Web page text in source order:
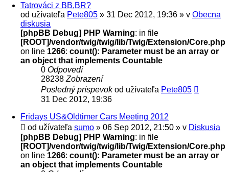
Tatrováci z BB,BR?
od užívateľa Pete805 » 31 Dec 2012, 19:36 » v Obecna
diskusia
[phpBB Debug] PHP Warning: in file
[ROOT]/vendor/twig/twig/lib/Twig/Extension/Core.php
on line 1266: count(): Parameter must be an array or
an object that implements Countable
0 Odpovedí
28238 Zobrazení
Posledný príspevokod užívateľa Pete805
31 Dec 2012, 19:36
Fridays US&Oldtimer Cars Meeting 2012
od užívateľa sumo » 06 Sep 2012, 21:50 » v Diskusia
[phpBB Debug] PHP Warning: in file
[ROOT]/vendor/twig/twig/lib/Twig/Extension/Core.php
on line 1266: count(): Parameter must be an array or
an object that implements Countable